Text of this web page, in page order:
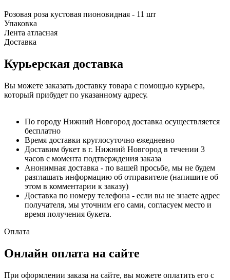
Розовая роза кустовая пионовидная - 11 шт
Упаковка
Лента атласная
Доставка
Курьерская доставка
Вы можете заказать доставку товара с помощью курьера,
который прибудет по указанному адресу.
По городу Нижний Новгород доставка осуществляется
бесплатно
Время доставки круглосуточно ежедневно
Доставим букет в г. Нижний Новгород в течении 3
часов с момента подтверждения заказа
Анонимная доставка - по вашей просьбе, мы не будем
разглашать информацию об отправителе (напишите об
этом в комментарии к заказу)
Доставка по номеру телефона - если вы не знаете адрес
получателя, мы уточним его сами, согласуем место и
время получения букета.
Оплата
Онлайн оплата на сайте
При оформлении заказа на сайте, вы можете оплатить его с